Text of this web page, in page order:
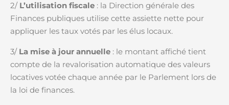
2/ L’utilisation fiscale : la Direction générale des
Finances publiques utilise cette assiette nette pour
appliquer les taux votés par les élus locaux.
3/ La mise à jour annuelle : le montant affiché tient
compte de la revalorisation automatique des valeurs
locatives votée chaque année par le Parlement lors de
la loi de finances.